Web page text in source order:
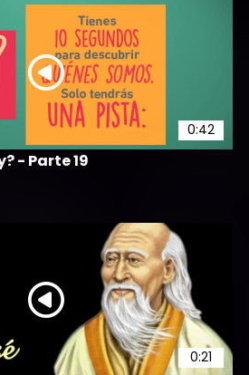
0:42
- Parte 19
0:21